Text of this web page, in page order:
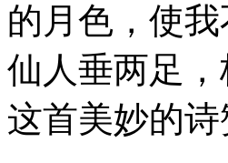
的月色，使
仙人垂两足
这首美妙的